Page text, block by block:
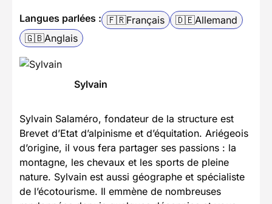
Langues parlées : 🇫🇷Français 🇩🇪Allemand
🇬🇧Anglais
Sylvain
Sylvain Salaméro, fondateur de la structure est
Brevet d’Etat d’alpinisme et d’équitation. Ariégeois
d’origine, il vous fera partager ses passions : la
montagne, les chevaux et les sports de pleine
nature. Sylvain est aussi géographe et spécialiste
de l’écotourisme. Il emmène de nombreuses